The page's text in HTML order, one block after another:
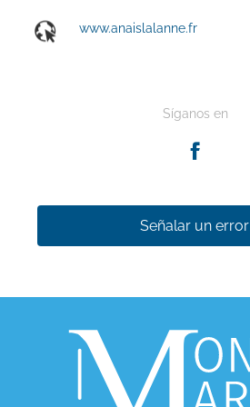
www.anaislalanne.fr
Síganos en
Señalar un error